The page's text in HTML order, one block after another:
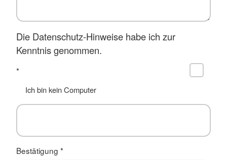
Die Datenschutz-Hinweise habe ich zur
Kenntnis genommen.
*
Ich bin kein Computer
Bestätigung *